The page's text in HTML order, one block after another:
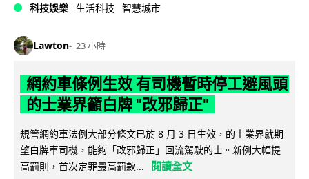
科技娛樂 生活科技 智慧城市
Lawton 23 小時
網約車條例生效 有司機暫時停工避風頭
的士業界籲白牌 "改邪歸正"
規管網約車法例大部分條文已於 8 月 3 日生效，的士業界就期
望白牌車司機，能夠「改邪歸正」回流駕駛的士。新例大幅提
高罰則，首次定罪最高罰款...
閱讀全文